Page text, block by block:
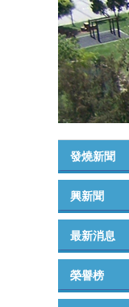
發燒新聞
興新聞
最新消息
榮譽榜